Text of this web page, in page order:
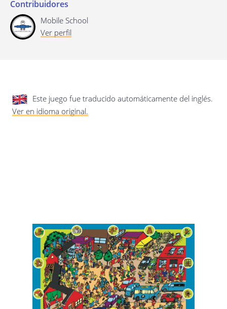
Contribuidores
Mobile School
Ver perfil
Este juego fue traducido automáticamente del inglés.
Ver en idioma original.
Última actualización: 17/01/2020